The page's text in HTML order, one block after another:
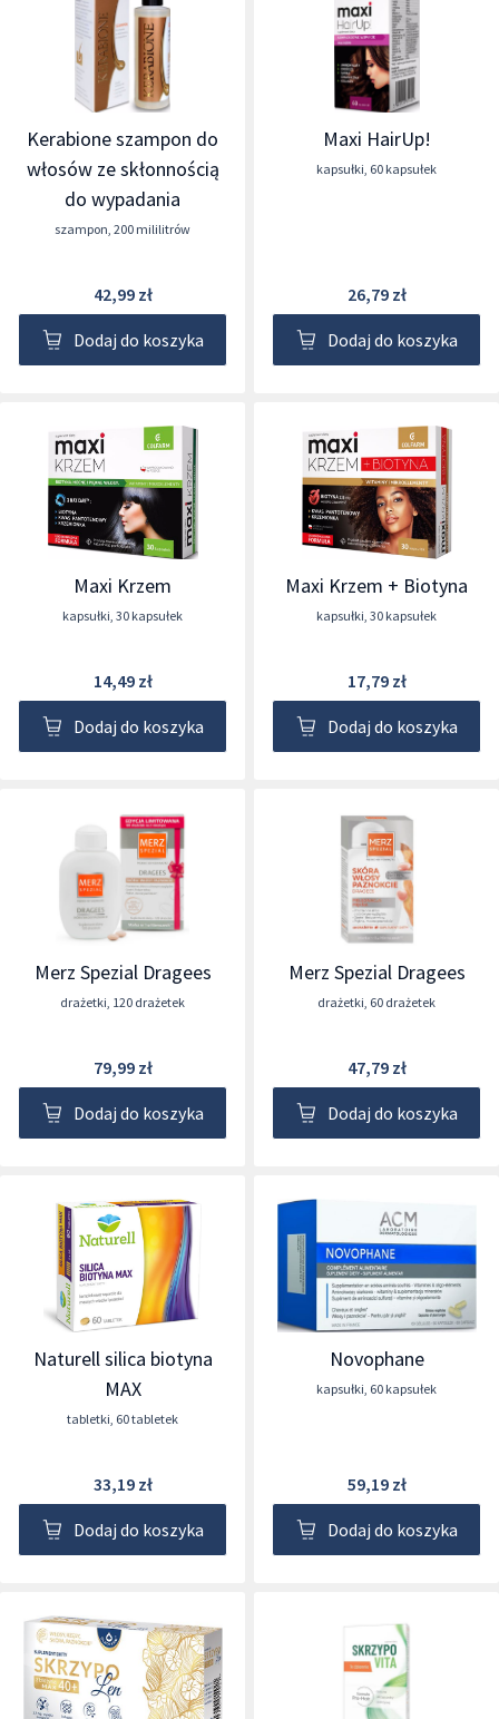
Kerabione szampon do
włosów ze skłonnością
do wypadania
szampon, 200 mililitrów
42,99 zł
Dodaj do koszyka
Maxi HairUp!
kapsułki, 60 kapsułek
26,79 zł
Dodaj do koszyka
Maxi Krzem
kapsułki, 30 kapsułek
14,49 zł
Dodaj do koszyka
Maxi Krzem + Biotyna
kapsułki, 30 kapsułek
17,79 zł
Dodaj do koszyka
Merz Spezial Dragees
drażetki, 120 drażetek
79,99 zł
Dodaj do koszyka
Merz Spezial Dragees
drażetki, 60 drażetek
47,79 zł
Dodaj do koszyka
Naturell silica biotyna
MAX
tabletki, 60 tabletek
33,19 zł
Dodaj do koszyka
Novophane
kapsułki, 60 kapsułek
59,19 zł
Dodaj do koszyka